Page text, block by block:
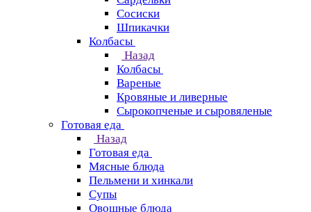
Сосиски
Шпикачки
Колбасы
Назад
Колбасы
Вареные
Кровяные и ливерные
Сырокопченые и сыровяленые
Готовая еда
Назад
Готовая еда
Мясные блюда
Пельмени и хинкали
Супы
Овощные блюда